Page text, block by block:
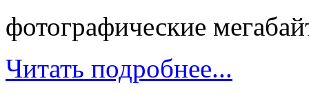
фотографические
Читать подробнее...